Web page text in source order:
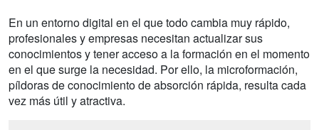
En un entorno digital en el que todo cambia muy rápido,
profesionales y empresas necesitan actualizar sus
conocimientos y tener acceso a la formación en el momento
en el que surge la necesidad. Por ello, la microformación,
píldoras de conocimiento de absorción rápida, resulta cada
vez más útil y atractiva.